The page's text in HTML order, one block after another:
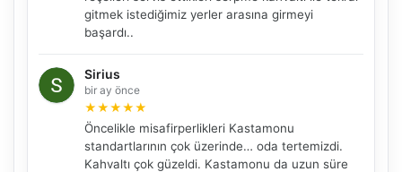
gitmek istediğimiz yerler arasına girmeyi
başardı..
Sirius
bir ay önce
★★★★★
Öncelikle misafirperlikleri Kastamonu
standartlarının çok üzerinde… oda tertemizdi.
Kahvaltı çok güzeldi. Kastamonu da uzun süre